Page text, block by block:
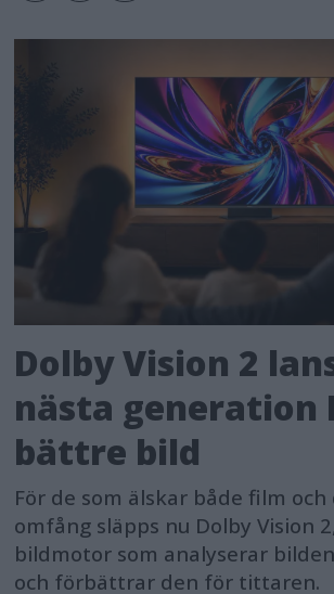
Dolby Vision 2
nästa generation
bättre bild
För de som älskar både film
omfång släpps nu Dolby Vision
bildmotor som analyserar
och förbättrar den för tittaren.